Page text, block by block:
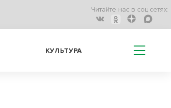
Читайте нас в соц.сетях:
КУЛЬТУРА